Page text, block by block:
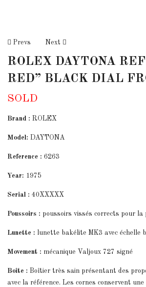
Prevs Next
ROLEX DAYTONA
RED” BLACK DIAL
SOLD
Brand : ROLEX
Model: DAYTONA
Reference : 6263
Year: 1975
Serial : 40XXXXX
Poussoirs : poussoirs vissés corrects pour la
Lunette : lunette bakélite MK3 avec échelle
Movement : mécanique Valjoux 727 signé
Boîte : Boîtier très sain présentant des
avec la référence. Les cornes conservent